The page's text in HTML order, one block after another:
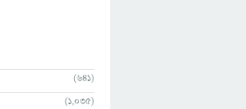
(641)
(1,035)